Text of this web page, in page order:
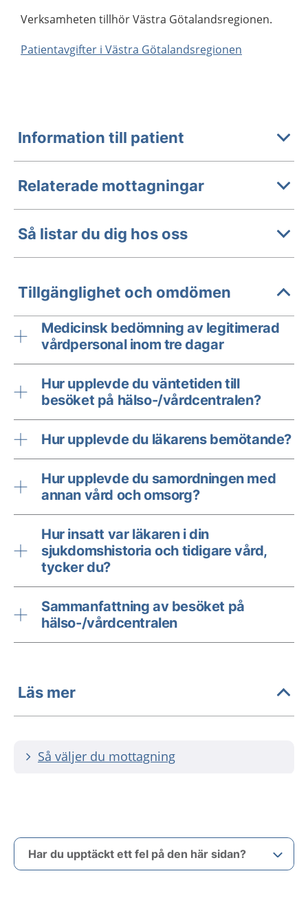
Verksamheten tillhör Västra Götalandsregionen.
Patientavgifter i Västra Götalandsregionen
Information till patient
Relaterade mottagningar
Så listar du dig hos oss
Tillgänglighet och omdömen
Medicinsk bedömning av legitimerad
vårdpersonal inom tre dagar
Hur upplevde du väntetiden till
besöket på hälso-/vårdcentralen?
Hur upplevde du läkarens bemötande?
Hur upplevde du samordningen med
annan vård och omsorg?
Hur insatt var läkaren i din
sjukdomshistoria och tidigare vård,
tycker du?
Sammanfattning av besöket på
hälso-/vårdcentralen
Läs mer
Så väljer du mottagning
Har du upptäckt ett fel på den här sidan?